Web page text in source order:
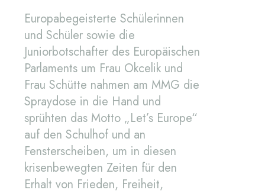
Europabegeisterte Schülerinnen
und Schüler sowie die
Juniorbotschafter des Europäischen
Parlaments um Frau Okcelik und
Frau Schütte nahmen am MMG die
Spraydose in die Hand und
sprühten das Motto „Let’s Europe“
auf den Schulhof und an
Fensterscheiben, um in diesen
krisenbewegten Zeiten für den
Erhalt von Frieden, Freiheit,